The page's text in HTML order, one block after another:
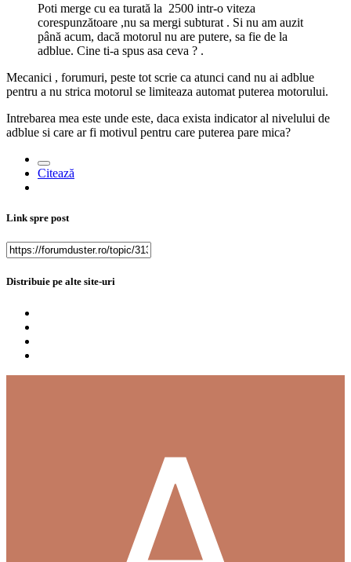
Poti merge cu ea turată la 2500 intr-o viteza
corespunzătoare ,nu sa mergi subturat . Si nu am auzit
până acum, dacă motorul nu are putere, sa fie de la
adblue. Cine ti-a spus asa ceva ? .
Mecanici , forumuri, peste tot scrie ca atunci cand nu ai adblue
pentru a nu strica motorul se limiteaza automat puterea motorului.
Intrebarea mea este unde este, daca exista indicator al nivelului de
adblue si care ar fi motivul pentru care puterea pare mica?
Citează
Link spre post
Distribuie pe alte site-uri